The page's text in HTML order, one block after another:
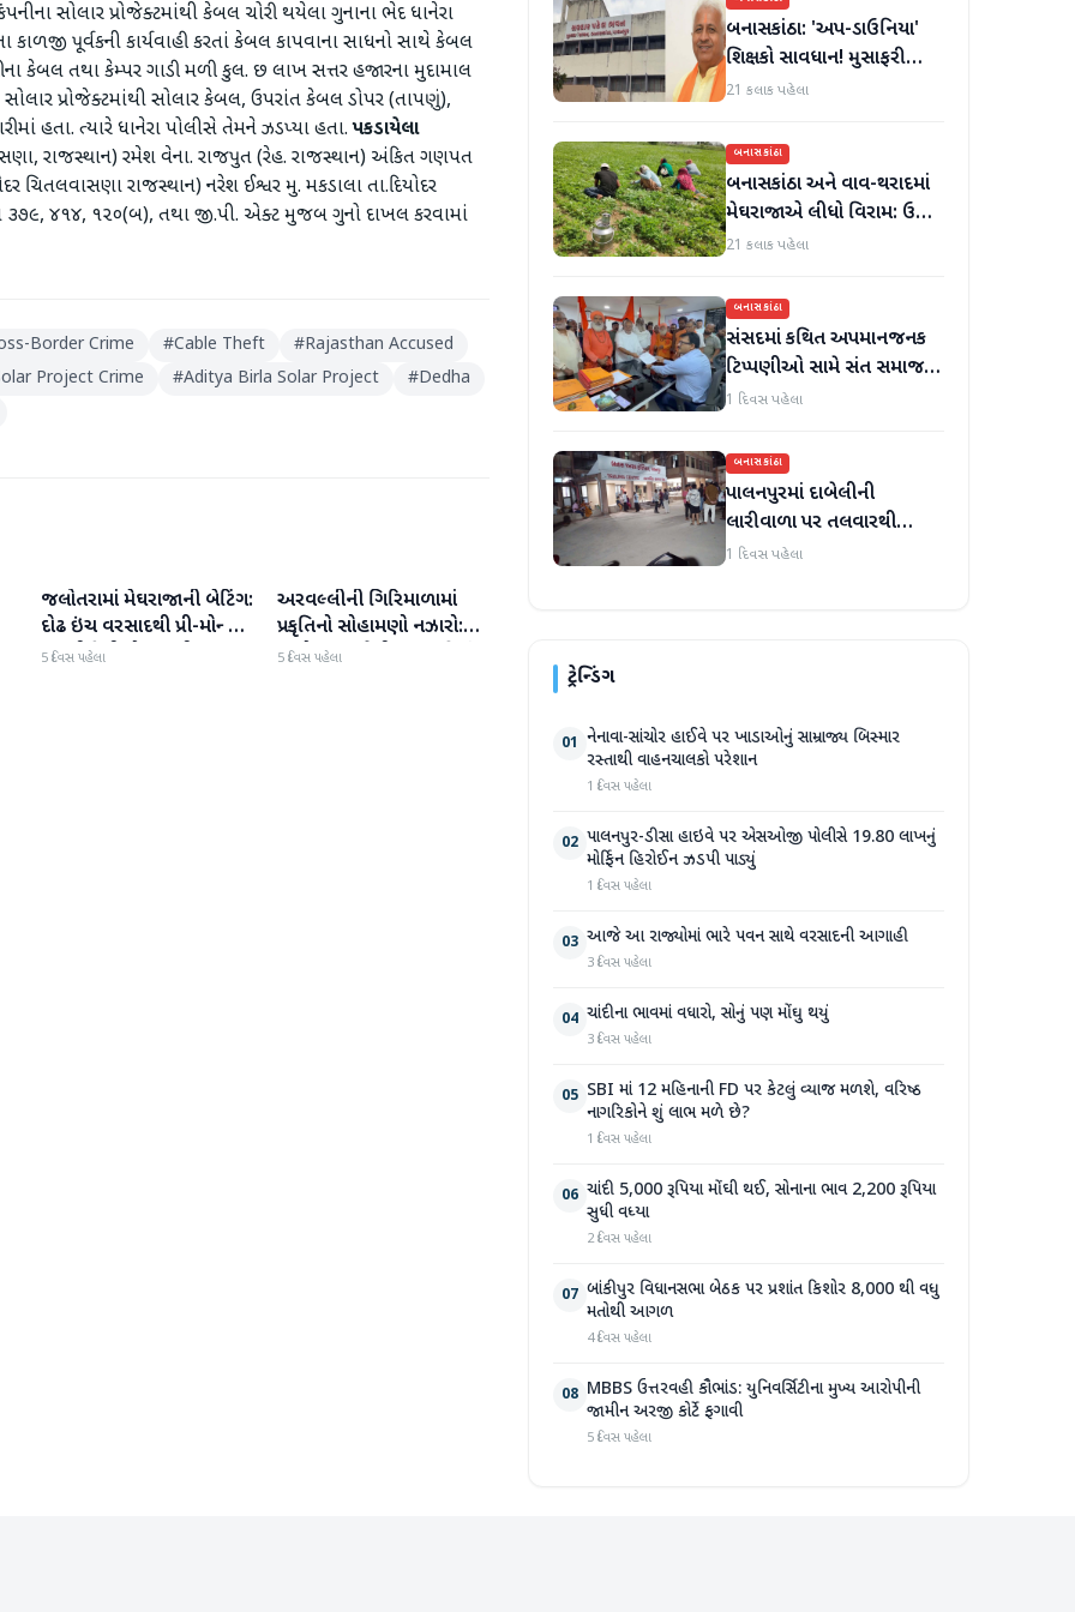
સોલાર પ્રોજેક્ટમાંથી કેબલ ચોરી થયેલા ગુનાના ભેદ ધાનેરા
પૂર્વકની કાર્યવાહી કરતાં કેબલ કાપવાના સાધનો સાથે કેબલ
કેબલ તથા કેમ્પર ગાડી મળી કુલ. છ લાખ સત્તર હજારના મુદામાલ
પ્રોજેક્ટમાંથી સોલાર કેબલ, ઉપરાંત કેબલ ડોપર (તાપણું),
હતા. ત્યારે ધાનેરા પોલીસે તેમને ઝડપ્યા હતા.પકડાયેલા
રાજસ્થાન) રમેશ વેના. રાજપુત (રેહ. રાજસ્થાન) અંકિત ગણપત
ચિતલવાસણા રાજસ્થાન) નરેશ ઈશ્વર મુ. મકડાલા તા.દિયોદર
૪૧૪, ૧૨૦(બ), તથા જી.પી. એક્ટ મુજબ ગુનો દાખલ કરવામાં
Border Crime #Cable Theft #Rajasthan Accused
Project Crime #Aditya Birla Solar Project #Dedha
બનાસકાંઠા
જલોતરામાં મેઘરાજાની બેટિંગ:
દોઢ ઇંચ વરસાદથી પ્રી-મોન્સૂન
કામગીરીની પોલ ખુલી
5 દિવસ પહેલા
બનાસકાંઠા
અરવલ્લીની ગિરિમાળામાં
પ્રકૃતિનો સોહામણો નઝારો:
જલોતરા ગામેથી ગુરુ પર્વતનું
5 દિવસ પહેલા
બનાસકાંઠા: 'અપ-ડાઉનિયા'
શિક્ષકો સાવધાન! મુસાફરી
કરતા શિક્ષકો સામે તવાઈ હાથ
21 કલાક પહેલા
બનાસકાંઠા
બનાસકાંઠા અને વાવ-થરાદમાં
મેઘરાજાએ લીધો વિરામ: ઉઘાડ
નીકળતાં ખેડૂતોમાં આનંદનો
21 કલાક પહેલા
બનાસકાંઠા
સંસદમાં કથિત અપમાનજનક
ટિપ્પણીઓ સામે સંત સમાજમાં
રોષ: પાલનપુરમાં VHP સાથે
આવેદનપત્ર આપ્યું
1 દિવસ પહેલા
બનાસકાંઠા
પાલનપુરમાં દાબેલીની
લારીવાળા પર તલવારથી
હુમલો: બે ઈજાગ્રસ્ત, આરોપી
1 દિવસ પહેલા
ટ્રેન્ડિંગ
01 નેનાવા-સાંચોર હાઈવે પર ખાડાઓનું સામ્રાજ્ય બિસ્માર
રસ્તાથી વાહનચાલકો પરેશાન
1 દિવસ પહેલા
02 પાલનપુર-ડીસા હાઇવે પર એસઓજી પોલીસે 19.80 લાખનું
મોર્ફિન હિરોઈન ઝડપી પાડ્યું
1 દિવસ પહેલા
03 આજે આ રાજ્યોમાં ભારે પવન સાથે વરસાદની આગાહી
3 દિવસ પહેલા
04 ચાંદીના ભાવમાં વધારો, સોનું પણ મોંઘુ થયું
3 દિવસ પહેલા
05 SBI માં 12 મહિનાની FD પર કેટલું વ્યાજ મળશે, વરિષ્ઠ
નાગરિકોને શું લાભ મળે છે?
1 દિવસ પહેલા
06 ચાંદી 5,000 રૂપિયા મોંઘી થઈ, સોનાના ભાવ 2,200 રૂપિયા
સુધી વધ્યા
2 દિવસ પહેલા
07 બાંકીપુર વિધાનસભા બેઠક પર પ્રશાંત કિશોર 8,000 થી વધુ
મતોથી આગળ
4 દિવસ પહેલા
08 MBBS ઉત્તરવહી કૌભાંડ: યુનિવર્સિટીના મુખ્ય આરોપીની
જામીન અરજી કોર્ટે ફગાવી
5 દિવસ પહેલા